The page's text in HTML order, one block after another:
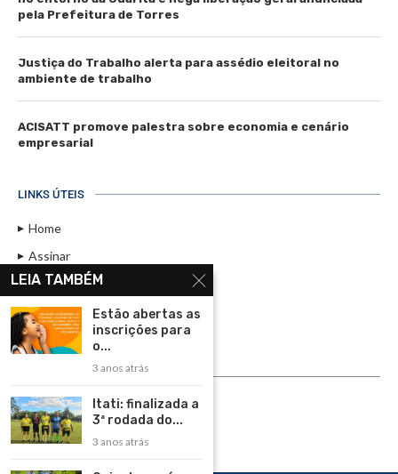
pela Prefeitura de Torres
Justiça do Trabalho alerta para assédio eleitoral no
ambiente de trabalho
ACISATT promove palestra sobre economia e cenário
empresarial
LINKS ÚTEIS
Home
Assinar
Contato
Política de Privacidade
Rádio Maristela - Ao Vivo
ASSINE
LEIA TAMBÉM
Estão abertas as
inscrições para
o...
3 anos atrás
Itati: finalizada a
3ª rodada do...
3 anos atrás